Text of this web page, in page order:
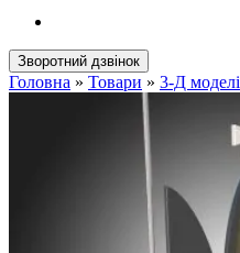
Зворотний дзвінок
Головна » Товари » 3-Д моделі